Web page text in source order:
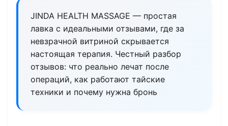
JINDA HEALTH MASSAGE — простая
лавка с идеальными отзывами, где за
невзрачной витриной скрывается
настоящая терапия. Честный разбор
отзывов: что реально лечат после
операций, как работают тайские
техники и почему нужна бронь